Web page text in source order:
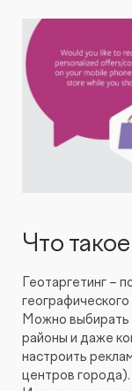
Что
Геотаргетинг –
Можно выбирать
районы и даже
настроить
центров города).